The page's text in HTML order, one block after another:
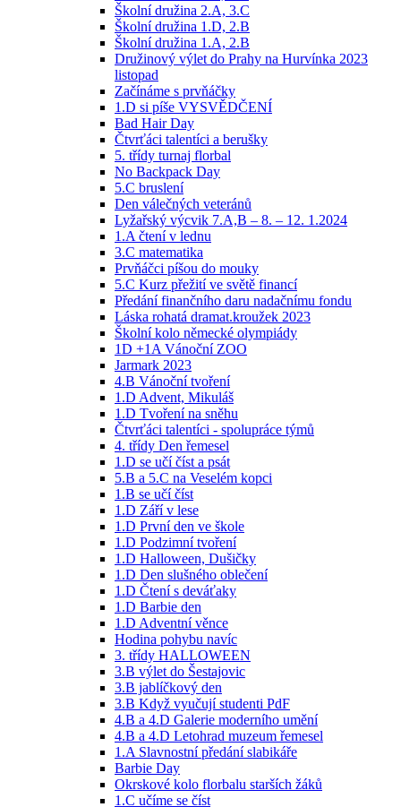
Školní družina 2.A, 3.C
Školní družina 1.D, 2.B
Školní družina 1.A, 2.B
Družinový výlet do Prahy na Hurvínka 2023
listopad
Začínáme s prvňáčky
1.D si píše VYSVĚDČENÍ
Bad Hair Day
Čtvrťáci talentíci a berušky
5. třídy turnaj florbal
No Backpack Day
5.C bruslení
Den válečných veteránů
Lyžařský výcvik 7.A,B – 8. – 12. 1.2024
1.A čtení v lednu
3.C matematika
Prvňáčci píšou do mouky
5.C Kurz přežití ve světě financí
Předání finančního daru nadačnímu fondu
Láska rohatá dramat.kroužek 2023
Školní kolo německé olympiády
1D +1A Vánoční ZOO
Jarmark 2023
4.B Vánoční tvoření
1.D Advent, Mikuláš
1.D Tvoření na sněhu
Čtvrťáci talentíci - spolupráce týmů
4. třídy Den řemesel
1.D se učí číst a psát
5.B a 5.C na Veselém kopci
1.B se učí číst
1.D Září v lese
1.D První den ve škole
1.D Podzimní tvoření
1.D Halloween, Dušičky
1.D Den slušného oblečení
1.D Čtení s deváťaky
1.D Barbie den
1.D Adventní věnce
Hodina pohybu navíc
3. třídy HALLOWEEN
3.B výlet do Šestajovic
3.B jablíčkový den
3.B Když vyučují studenti PdF
4.B a 4.D Galerie moderního umění
4.B a 4.D Letohrad muzeum řemesel
1.A Slavnostní předání slabikáře
Barbie Day
Okrskové kolo florbalu starších žáků
1.C učíme se číst